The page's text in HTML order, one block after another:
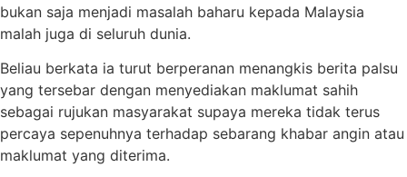
bukan saja menjadi masalah baharu kepada Malaysia
malah juga di seluruh dunia.
Beliau berkata ia turut berperanan menangkis berita palsu
yang tersebar dengan menyediakan maklumat sahih
sebagai rujukan masyarakat supaya mereka tidak terus
percaya sepenuhnya terhadap sebarang khabar angin atau
maklumat yang diterima.